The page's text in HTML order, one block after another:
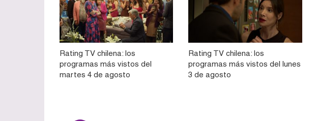
Rating TV chilena: los
programas más vistos del
martes 4 de agosto
Rating TV chilena: los
programas más vistos del lunes
3 de agosto